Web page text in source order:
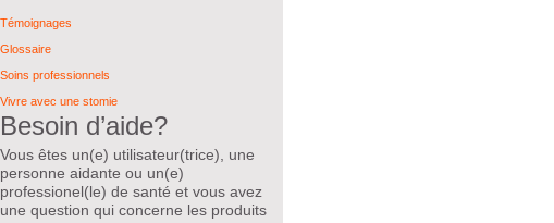
Témoignages
Glossaire
Soins professionnels
Vivre avec une stomie
Besoin d’aide?
Vous êtes un(e) utilisateur(trice), une
personne aidante ou un(e)
professionel(le) de santé et vous avez
une question qui concerne les produits